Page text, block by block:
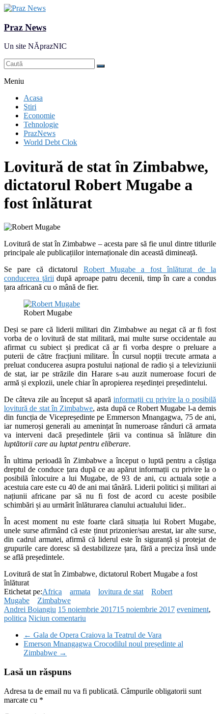
Praz News
Un site NĂprazNIC
Meniu
Acasa
Ştiri
Economie
Tehnologie
PrazNews
World Debt Clok
Lovitură de stat în Zimbabwe,
dictatorul Robert Mugabe a
fost înlăturat
Lovitură de stat în Zimbabwe – acesta pare să fie unul dintre titlurile
principale ale publicațiilor internaționale din această dimineață.
Se pare că dictatorul Robert Mugabe a fost înlăturat de la
conducerea țării după aproape patru decenii, timp în care a condus
țara africană cu o mână de fier.
Robert Mugabe
Deși se pare că liderii militari din Zimbabwe au negat că ar fi fost
vorba de o lovitură de stat militară, mai multe surse occidentale au
afirmat cu subiect și predicat că ar fi vorba despre o preluare a
puterii de către fracțiuni militare. În cursul nopții trecute armata a
preluat conducerea asupra postului național de radio și a televiziunii
de stat, iar pe străzile din Harare s-au auzit numeroase focuri de
armă și explozii, unele chiar în apropierea reședinței președintelui.
De câteva zile au început să apară informații cu privire la o posibilă
lovitură de stat în Zimbabwe, asta după ce Robert Mugabe l-a demis
din funcția de Vicepreședinte pe Emmerson Mnangagwa, 75 de ani,
iar numeroși generali au amenințat în numeroase rânduri că armata
va interveni dacă președintele țării va continua să înlăture din
luptătorii care au luptat pentru eliberare.
În ultima perioadă în Zimbabwe a început o luptă pentru a câștiga
dreptul de conduce țara după ce au apărut informații cu privire la o
posibilă înlocuire a lui Mugabe, de 93 de ani, cu actuala soție a
acestuia care este cu 40 de ani mai tânără. Liderii politici și militari ai
națiunii africane par să nu fi fost de acord cu aceste posibile
schimbări și au urmărit înlăturarea clanului actualului lider..
În acest moment nu este foarte clară situația lui Robert Mugabe,
unele surse afirmând că este ținut prizonier/sau arestat, iar alte surse,
din cadrul armatei, afirmă că liderul este în siguranță și protejat de
grupurile care doresc să destabilizeze țara, fără a preciza însă unde
se află președintele.
Lovitură de stat în Zimbabwe, dictatorul Robert Mugabe a fost
înlăturat
Etichetat pe:Africa armata lovitura de stat
Robert
Mugabe
Zimbabwe
Andrei Boiangiu 15 noiembrie 201715 noiembrie 2017 eveniment,
politica Niciun comentariu
← Gala de Opera Craiova la Teatrul de Vara
Emerson Mnangagwa Crocodilul noul președinte al
Zimbabwe →
Lasă un răspuns
Adresa ta de email nu va fi publicată. Câmpurile obligatorii sunt
marcate cu *